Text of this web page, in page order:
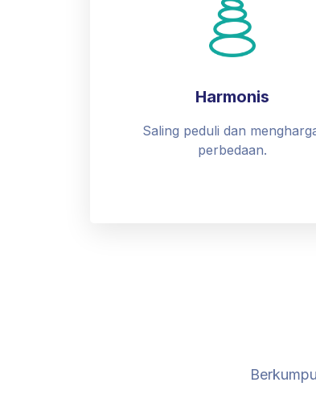
Harmonis
Saling peduli dan
perbedaan.